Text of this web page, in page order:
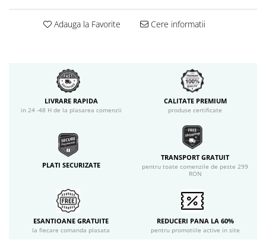
Adauga la Favorite Cere informatii
LIVRARE RAPIDA
in 24 -48 H de la plasarea comenzii
CALITATE PREMIUM
produse certificate
PLATI SECURIZATE
TRANSPORT GRATUIT
pentru toate comenzile de peste 299
RON
ESANTIOANE GRATUITE
la fiecare comanda plasata
REDUCERI PANA LA 60%
pentru promotiile active in site